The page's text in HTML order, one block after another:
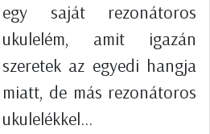
egy saját rezonátoros
ukulelém, amit igazán
szeretek az egyedi hangja
miatt, de más rezonátoros
ukulelékkel...